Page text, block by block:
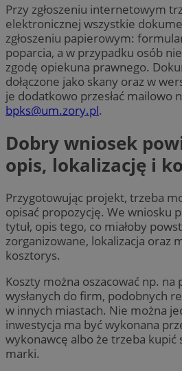
Przy zgłoszeniu internetowym
elektronicznej wszystkie
zgłoszeniu papierowym:
poparcia, a w przypadku osób
zgodę opiekuna prawnego.
dołączone jako skany oraz w
je dodatkowo przesłać mailowo
bpks@um.zory.pl.
Dobry wniosek
opis, lokalizację i
Przygotowując projekt, trzeba
opisać propozycję. We wniosku
tytuł, opis tego, co miałoby
zorganizowane, lokalizacja oraz
kosztorys.
Koszty można oszacować np. na
wysłanych do firm, podobnych
w innych miastach. Nie można
inwestycja ma być wykonana
wykonawcę albo że trzeba
marki.